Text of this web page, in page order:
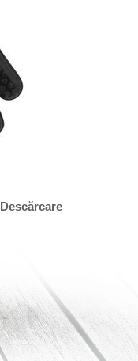
Descărcare